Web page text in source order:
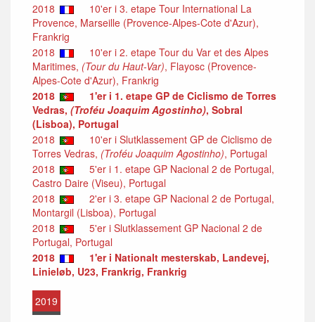
2018
10'er i 3. etape Tour International La
Provence, Marseille (Provence-Alpes-Cote d'Azur),
Frankrig
2018
10'er i 2. etape Tour du Var et des Alpes
Maritimes, (Tour du Haut-Var), Flayosc (Provence-
Alpes-Cote d'Azur), Frankrig
2018
1'er i 1. etape GP de Ciclismo de Torres
Vedras, (Troféu Joaquim Agostinho), Sobral
(Lisboa), Portugal
2018
10'er i Slutklassement GP de Ciclismo de
Torres Vedras, (Troféu Joaquim Agostinho), Portugal
2018
5'er i 1. etape GP Nacional 2 de Portugal,
Castro Daire (Viseu), Portugal
2018
2'er i 3. etape GP Nacional 2 de Portugal,
Montargil (Lisboa), Portugal
2018
5'er i Slutklassement GP Nacional 2 de
Portugal, Portugal
2018
1'er i Nationalt mesterskab, Landevej,
Linieløb, U23, Frankrig, Frankrig
2019